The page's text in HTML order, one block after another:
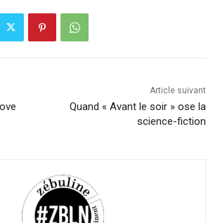
Article suivant
Quand « Avant le soir » ose la
science-fiction